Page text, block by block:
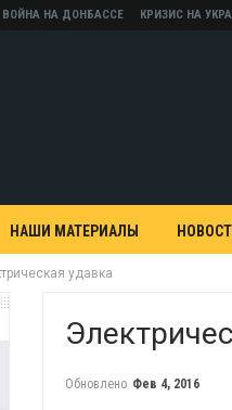
ВОЙНА НА ДОНБАССЕ КРИЗИС НА
НАШИ МАТЕРИАЛЫ
удавка
Обновлено Фев 4, 2016